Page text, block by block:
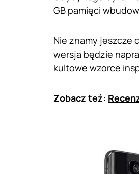
GB pamięci
Nie znamy jeszcze
wersja będzie
kultowe wzorce
Zobacz też: